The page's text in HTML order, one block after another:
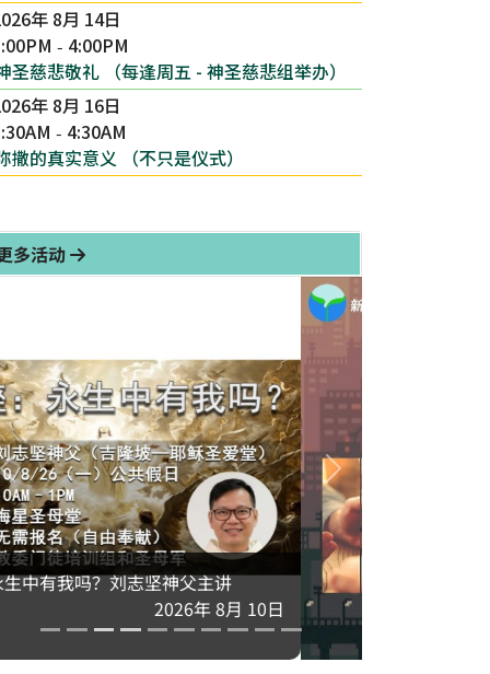
年 8月 14日
- 4:00PM
圣慈悲敬礼 （每逢周五 - 神圣慈悲组举办）
年 8月 16日
- 4:30AM
撒的真实意义 （不只是仪式）
多活动
教委周三线上代祷：为城市福传祈祷
2026年 8月 12日